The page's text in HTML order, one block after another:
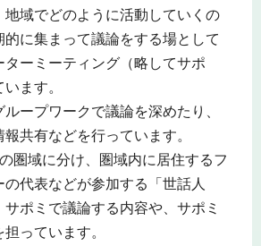
地域でどのように活動していくの
に集まって議論をする場として
ターミーティング（略してサポ
ます。
ープワークで議論を深めたり、
共有などを行っています。
圏域に分け、圏域内に居住するフ
の代表などが参加する「世話人
ポミで議論する内容や、サポミ
っています。